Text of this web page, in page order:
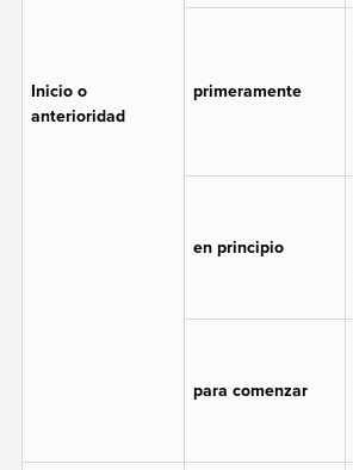
Inicio o
anterioridad
primeramente
en principio
para comenzar